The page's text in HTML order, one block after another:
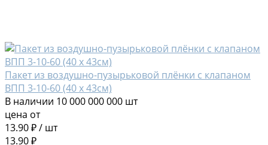
Пакет из воздушно-пузырьковой плёнки с клапаном
ВПП 3-10-60 (40 х 43см)
В наличии 10 000 000 000 шт
цена от
13.90 ₽/ шт
13.90 ₽